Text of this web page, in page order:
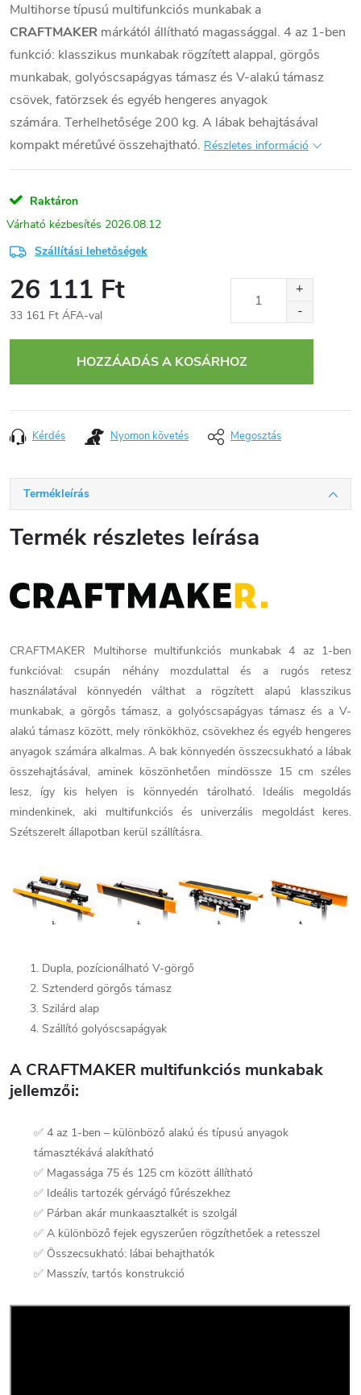
Multihorse típusú multifunkciós munkabak a
CRAFTMAKER márkától állítható magassággal. 4 az 1-ben
funkció: klasszikus munkabak rögzített alappal, görgős
munkabak, golyóscsapágyas támasz és V-alakú támasz
csövek, fatörzsek és egyéb hengeres anyagok
számára. Terhelhetősége 200 kg. A lábak behajtásával
kompakt méretűvé összehajtható. Részletes információ
Raktáron
2026.08.12
Szállítási lehetőségek
26 111 Ft
33 161 Ft ÁFA-val
HOZZÁADÁS A KOSÁRHOZ
Kérdés Nyomon követés Megosztás
Termékleírás
Termék részletes leírása
CRAFTMAKER Multihorse multifunkciós munkabak 4 az 1-ben
funkcióval: csupán néhány mozdulattal és a rugós retesz
használatával könnyedén válthat a rögzített alapú klasszikus
munkabak, a görgős támasz, a golyóscsapágyas támasz és a V-
alakú támasz között, mely rönkökhöz, csövekhez és egyéb hengeres
anyagok számára alkalmas. A bak könnyedén összecsukható a lábak
összehajtásával, aminek köszönhetően mindössze 15 cm széles
lesz, így kis helyen is könnyedén tárolható. Ideális megoldás
mindenkinek, aki multifunkciós és univerzális megoldást keres.
Szétszerelt állapotban kerül szállításra.
Dupla, pozícionálható V-görgő
Sztenderd görgős támasz
Szilárd alap
Szállító golyóscsapágyak
A CRAFTMAKER multifunkciós munkabak
jellemzői:
✅ 4 az 1-ben – különböző alakú és típusú anyagok
támasztékává alakítható
✅ Magassága 75 és 125 cm között állítható
✅ Ideális tartozék gérvágó fűrészekhez
✅ Párban akár munkaasztalkét is szolgál
✅ A különböző fejek egyszerűen rögzíthetőek a retesszel
✅ Összecsukható: lábai behajthatók
✅ Masszív, tartós konstrukció